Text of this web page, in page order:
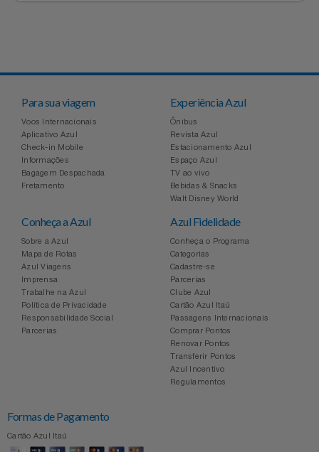
Para sua viagem
Voos Internacionais
Aplicativo Azul
Check-in Mobile
Informações
Bagagem Despachada
Fretamento
Experiência Azul
Ônibus
Revista Azul
Estacionamento Azul
Espaço Azul
TV ao vivo
Bebidas & Snacks
Walt Disney World
Conheça a Azul
Sobre a Azul
Mapa de Rotas
Azul Viagens
Imprensa
Trabalhe na Azul
Política de Privacidade
Responsabilidade Social
Parcerias
Azul Fidelidade
Conheça o Programa
Categorias
Cadastre-se
Parcerias
Clube Azul
Cartão Azul Itaú
Passagens Internacionais
Comprar Pontos
Renovar Pontos
Transferir Pontos
Azul Incentivo
Regulamentos
Formas de Pagamento
Cartão Azul Itaú